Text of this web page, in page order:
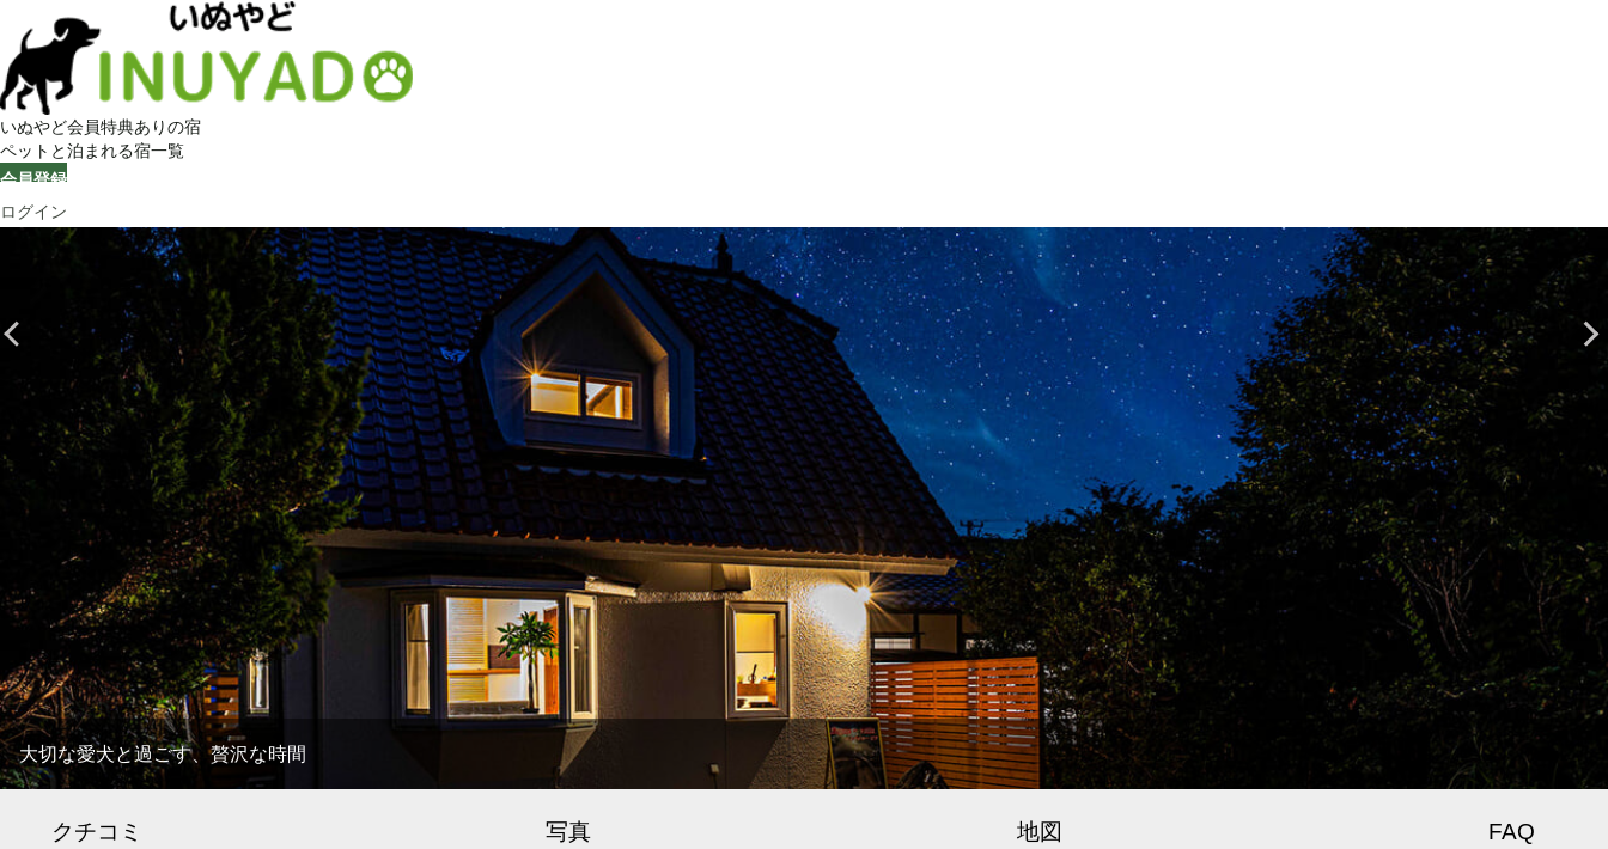
いぬやど会員特典ありの宿
ペットと泊まれる宿一覧
会員登録
ログイン
大切な愛犬と過ごす、贅沢な時間
クチコミ 写真 地図 FAQ